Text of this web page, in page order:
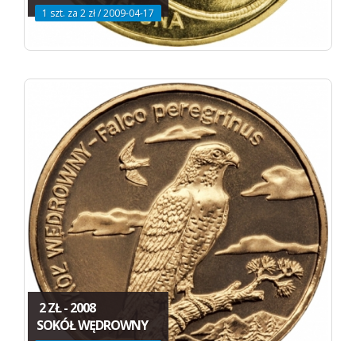
1 szt. za 2 zł / 2009-04-17
2 ZŁ - 2008
SOKÓŁ WĘDROWNY